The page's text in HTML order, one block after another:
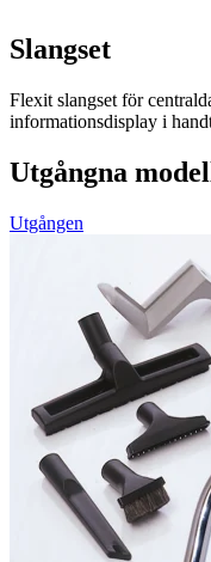
Slangset
Flexit slangset för
informationsdisplay i
Utgångna
Utgången